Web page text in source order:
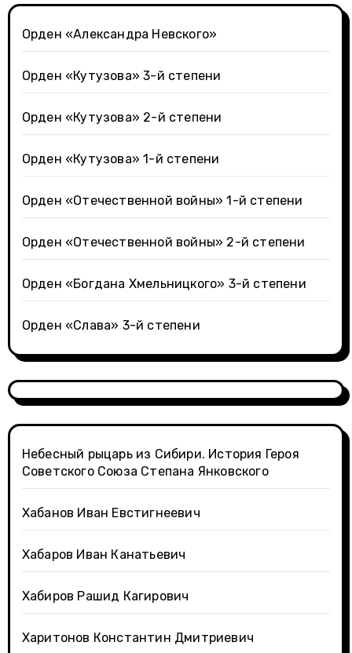
Орден «Александра Невского»
Орден «Кутузова» 3-й степени
Орден «Кутузова» 2-й степени
Орден «Кутузова» 1-й степени
Орден «Отечественной войны» 1-й степени
Орден «Отечественной войны» 2-й степени
Орден «Богдана Хмельницкого» 3-й степени
Орден «Слава» 3-й степени
Небесный рыцарь из Сибири. История Героя
Советского Союза Степана Янковского
Хабанов Иван Евстигнеевич
Хабаров Иван Канатьевич
Хабиров Рашид Кагирович
Харитонов Константин Дмитриевич